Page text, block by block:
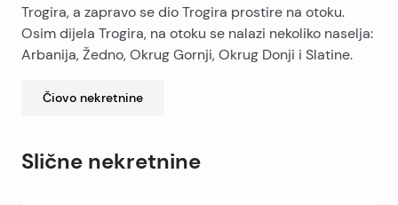
Trogira, a zapravo se dio Trogira prostire na otoku.
Osim dijela Trogira, na otoku se nalazi nekoliko naselja:
Arbanija, Žedno, Okrug Gornji, Okrug Donji i Slatine.
Čiovo nekretnine
Slične nekretnine